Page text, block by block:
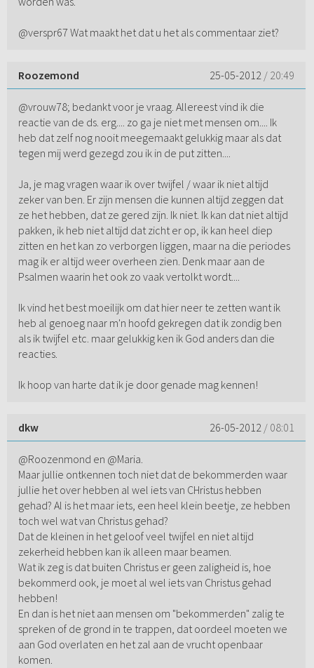
@verspr67 Wat maakt het dat u het als commentaar ziet?
Roozemond 25-05-2012 / 20:49
@vrouw78; bedankt voor je vraag. Allereest vind ik die
reactie van de ds. erg.... zo ga je niet met mensen om.... Ik
heb dat zelf nog nooit meegemaakt gelukkig maar als dat
tegen mij werd gezegd zou ik in de put zitten....
Ja, je mag vragen waar ik over twijfel / waar ik niet altijd
zeker van ben. Er zijn mensen die kunnen altijd zeggen dat
ze het hebben, dat ze gered zijn. Ik niet. Ik kan dat niet altijd
pakken, ik heb niet altijd dat zicht er op, ik kan heel diep
zitten en het kan zo verborgen liggen, maar na die periodes
mag ik er altijd weer overheen zien. Denk maar aan de
Psalmen waarin het ook zo vaak vertolkt wordt....
Ik vind het best moeilijk om dat hier neer te zetten want ik
heb al genoeg naar m'n hoofd gekregen dat ik zondig ben
als ik twijfel etc. maar gelukkig ken ik God anders dan die
reacties.
Ik hoop van harte dat ik je door genade mag kennen!
dkw 26-05-2012 / 08:01
@Roozenmond en @Maria.
Maar jullie ontkennen toch niet dat de bekommerden waar
jullie het over hebben al wel iets van CHristus hebben
gehad? Al is het maar iets, een heel klein beetje, ze hebben
toch wel wat van Christus gehad?
Dat de kleinen in het geloof veel twijfel en niet altijd
zekerheid hebben kan ik alleen maar beamen.
Wat ik zeg is dat buiten Christus er geen zaligheid is, hoe
bekommerd ook, je moet al wel iets van Christus gehad
hebben!
En dan is het niet aan mensen om "bekommerden" zalig te
spreken of de grond in te trappen, dat oordeel moeten we
aan God overlaten en het zal aan de vrucht openbaar
komen.